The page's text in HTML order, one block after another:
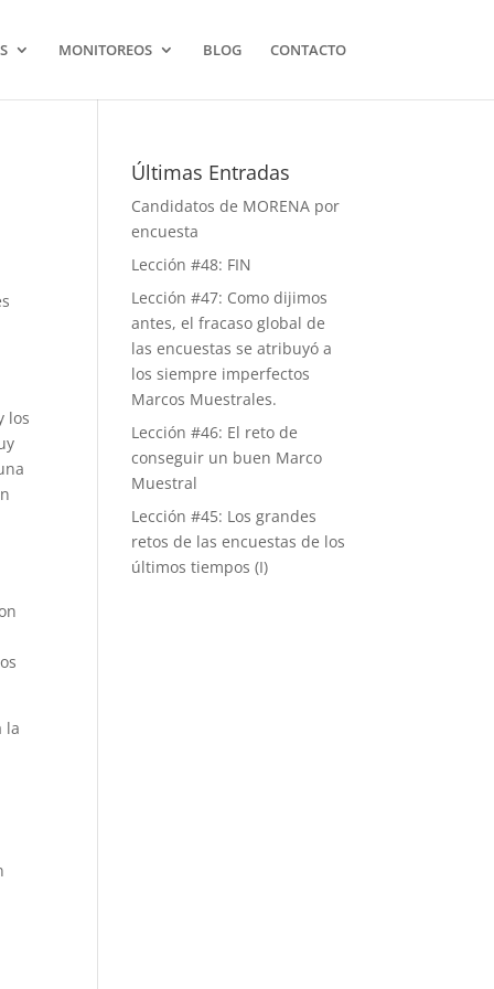
MONITOREOS BLOG CONTACTO
los
la
Últimas Entradas
Candidatos de MORENA por
encuesta
Lección #48: FIN
Lección #47: Como dijimos
antes, el fracaso global de
las encuestas se atribuyó a
los siempre imperfectos
Marcos Muestrales.
Lección #46: El reto de
conseguir un buen Marco
Muestral
Lección #45: Los grandes
retos de las encuestas de los
últimos tiempos (I)